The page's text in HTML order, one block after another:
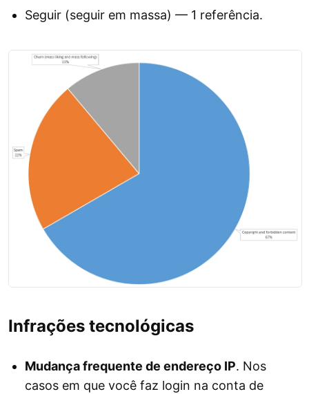
Seguir (seguir em massa) — 1 referência.
Infrações tecnológicas
Mudança frequente de endereço IP. Nos
casos em que você faz login na conta de